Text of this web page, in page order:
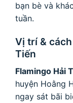
bạn bè và
tuần.
Vị trí &
Tiến
Flamingo Hải
huyện Hoằng
ngay sát bãi